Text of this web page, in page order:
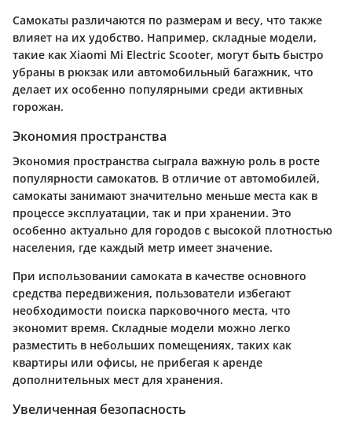
Самокаты различаются по размерам и весу, что также
влияет на их удобство. Например, складные модели,
такие как Xiaomi Mi Electric Scooter, могут быть быстро
убраны в рюкзак или автомобильный багажник, что
делает их особенно популярными среди активных
горожан.
Экономия пространства
Экономия пространства сыграла важную роль в росте
популярности самокатов. В отличие от автомобилей,
самокаты занимают значительно меньше места как в
процессе эксплуатации, так и при хранении. Это
особенно актуально для городов с высокой плотностью
населения, где каждый метр имеет значение.
При использовании самоката в качестве основного
средства передвижения, пользователи избегают
необходимости поиска парковочного места, что
экономит время. Складные модели можно легко
разместить в небольших помещениях, таких как
квартиры или офисы, не прибегая к аренде
дополнительных мест для хранения.
Увеличенная безопасность